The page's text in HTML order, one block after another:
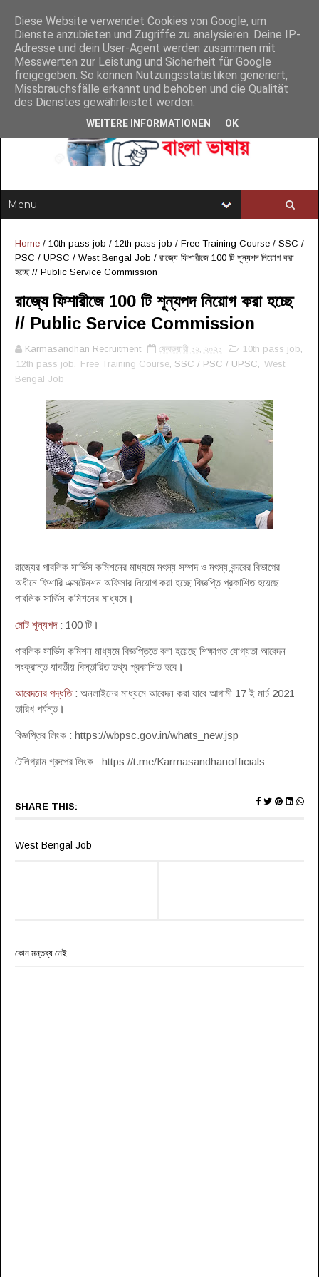
Home / 10th pass job / 12th pass job / Free Training Course / SSC /
PSC / UPSC / West Bengal Job / রাজ্যে ফিশারীজে 100 টি শূন্যপদ নিয়োগ করা
হচ্ছে // Public Service Commission
রাজ্যে ফিশারীজে 100 টি শূন্যপদ নিয়োগ করা হচ্ছে
// Public Service Commission
Karmasandhan Recruitment ফেব্রুয়ারী ১২, ২০২১ 10th pass job
12th pass job
Free Training Course , SSC / PSC / UPSC,
West
Bengal Job
রাজ্যের পাবলিক সার্ভিস কমিশনের মাধ্যমে মৎস্য সম্পদ ও মৎস্য বন্দরের বিভাগের
অধীনে ফিশারি এক্সটেনশন অফিসার নিয়োগ করা হচ্ছে বিজ্ঞপ্তি প্রকাশিত হয়েছে
পাবলিক সার্ভিস কমিশনের মাধ্যমে ।
মোট শূন্যপদ: 100 টি ।
পাবলিক সার্ভিস কমিশন মাধ্যমে বিজ্ঞপ্তিতে বলা হয়েছে শিক্ষাগত যোগ্যতা আবেদন
সংক্রান্ত যাবতীয় বিস্তারিত তথ্য প্রকাশিত হবে ।
আবেদনের পদ্ধতি: অনলাইনের মাধ্যমে আবেদন করা যাবে আগামী 17 ই মার্চ 2021
তারিখ পর্যন্ত ।
বিজ্ঞপ্তির লিংক : https://wbpsc.gov.in/whats_new.jsp
টেলিগ্রাম গ্রুপের লিংক : https://t.me/Karmasandhanofficials
SHARE THIS:
West Bengal Job
কোন মন্তব্য নেই:
Diese Website verwendet Cookies von Google, um
Dienste anzubieten und Zugriffe zu analysieren. Deine IP-
Adresse und dein User-Agent werden zusammen mit
Messwerten zur Leistung und Sicherheit für Google
freigegeben. So können Nutzungsstatistiken generiert,
Missbrauchsfälle erkannt und behoben und die Qualität
des Dienstes gewährleistet werden.
WEITERE INFORMATIONEN OK